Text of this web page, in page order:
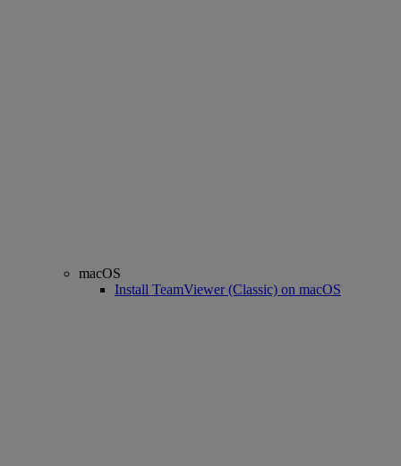
macOS
Install TeamViewer (Classic) on macOS